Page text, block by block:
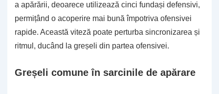
a apărării, deoarece utilizează cinci fundași defensivi,
permițând o acoperire mai bună împotriva ofensivei
rapide. Această viteză poate perturba sincronizarea și
ritmul, ducând la greșeli din partea ofensivei.
Greșeli comune în sarcinile de apărare